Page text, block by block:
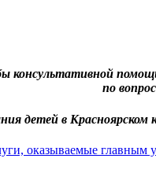
консультативной
по
детей в